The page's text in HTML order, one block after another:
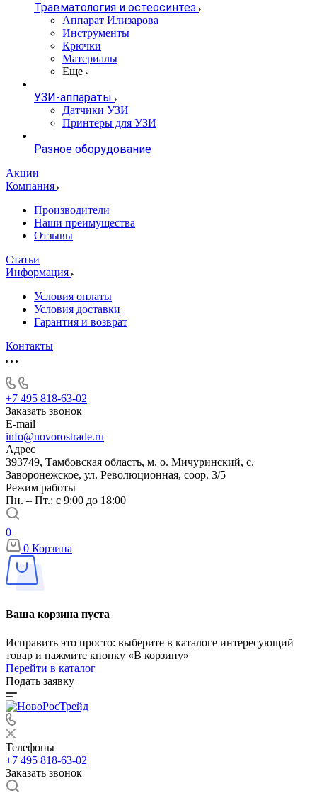
Травматология и остеосинтез
Аппарат Илизарова
Инструменты
Крючки
Материалы
Еще
УЗИ-аппараты
Датчики УЗИ
Принтеры для УЗИ
Разное оборудование
Акции
Компания
Производители
Наши преимущества
Отзывы
Статьи
Информация
Условия оплаты
Условия доставки
Гарантия и возврат
Контакты
+7 495 818-63-02
Заказать звонок
E-mail
info@novorostrade.ru
Адрес
393749, Тамбовская область, м. о. Мичуринский, с.
Заворонежское, ул. Революционная, соор. 3/5
Режим работы
Пн. – Пт.: с 9:00 до 18:00
0
0 Корзина
Ваша корзина пуста
Исправить это просто: выберите в каталоге интересующий
товар и нажмите кнопку «В корзину»
Перейти в каталог
Подать заявку
Телефоны
+7 495 818-63-02
Заказать звонок